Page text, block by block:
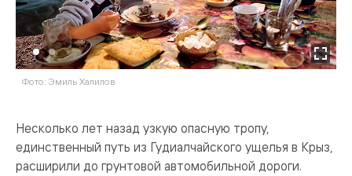
Фото: Эмиль Халилов
Несколько лет назад узкую опасную тропу,
единственный путь из Гудиалчайского ущелья в Крыз,
расширили до грунтовой автомобильной дороги.